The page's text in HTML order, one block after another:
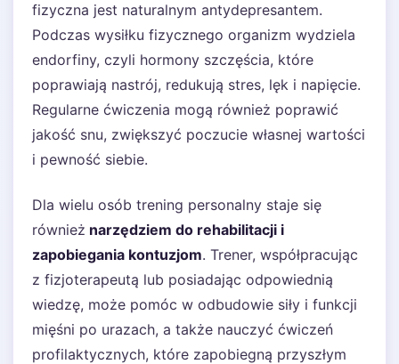
fizyczna jest naturalnym antydepresantem.
Podczas wysiłku fizycznego organizm wydziela
endorfiny, czyli hormony szczęścia, które
poprawiają nastrój, redukują stres, lęk i napięcie.
Regularne ćwiczenia mogą również poprawić
jakość snu, zwiększyć poczucie własnej wartości
i pewność siebie.
Dla wielu osób trening personalny staje się
również narzędziem do rehabilitacji i
zapobiegania kontuzjom. Trener, współpracując
z fizjoterapeutą lub posiadając odpowiednią
wiedzę, może pomóc w odbudowie siły i funkcji
mięśni po urazach, a także nauczyć ćwiczeń
profilaktycznych, które zapobiegną przyszłym